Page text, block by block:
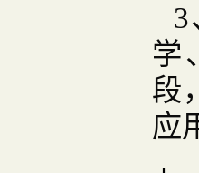
3
学
段
应